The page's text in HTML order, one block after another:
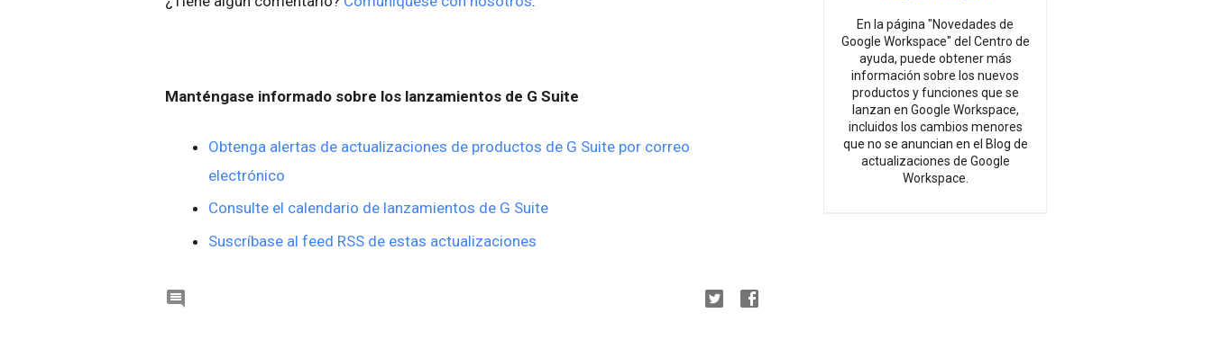
Manténgase informado sobre los lanzamientos de G Suite
Obtenga alertas de actualizaciones de productos de G Suite por correo
electrónico
Consulte el calendario de lanzamientos de G Suite
Suscríbase al feed RSS de estas actualizaciones

En la página "Novedades de
Google Workspace" del Centro de
ayuda, puede obtener más
información sobre los nuevos
productos y funciones que se
lanzan en Google Workspace,
incluidos los cambios menores
que no se anuncian en el Blog de
actualizaciones de Google
Workspace.